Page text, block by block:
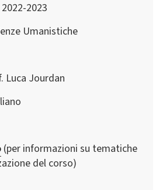
2022-2023
Umanistiche
Luca Jourdan
(per informazioni su tematiche
del corso)